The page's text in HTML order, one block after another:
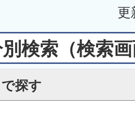
更
検索 （検索
探す